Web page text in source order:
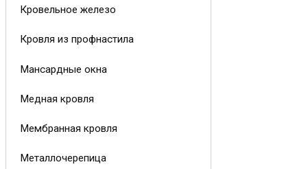
Кровельное железо
Кровля из профнастила
Мансардные окна
Медная кровля
Мембранная кровля
Металлочерепица